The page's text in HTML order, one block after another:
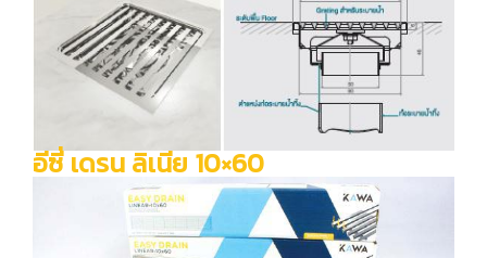
ประกาศ ระเบียบปฏิบัติการป้องกันผลประโยชน์ทับซ้อน
นโยบายการจัดหาแร่ธาตุ
อีซี่ เดรน ลิเนีย 10×60